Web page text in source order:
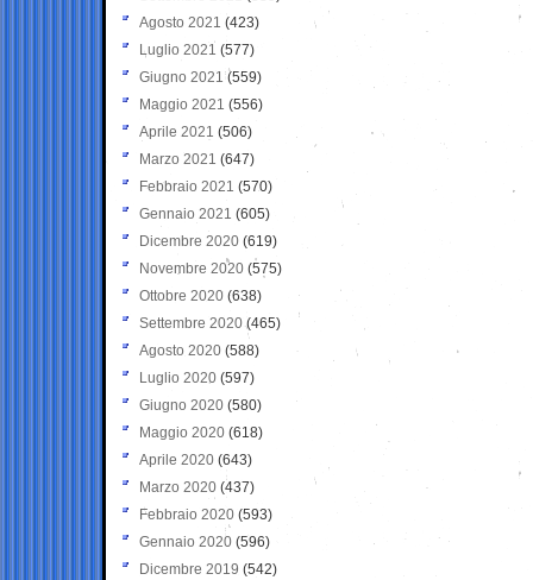
Agosto 2021 (423)
Luglio 2021 (577)
Giugno 2021(559)
Maggio 2021 (556)
Aprile 2021 (506)
Marzo 2021 (647)
Febbraio 2021 (570)
Gennaio 2021 (605)
Dicembre 2020 (619)
Novembre 2020 (575)
Ottobre 2020 (638)
Settembre 2020(465)
Agosto 2020 (588)
Luglio 2020 (597)
Giugno 2020 (580)
Maggio 2020 (618)
Aprile 2020 (643)
Marzo 2020 (437)
Febbraio 2020 (593)
Gennaio 2020 (596)
Dicembre 2019 (542)